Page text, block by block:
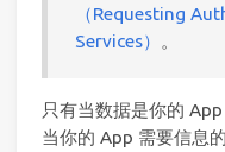
（Requesting
Services）
。
只有当数据是你的
当你的 App 需要信息